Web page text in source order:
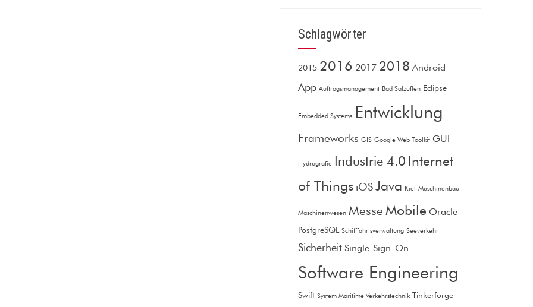
Schlagwörter
2015 2016 2017 2018 Android
App Auftragsmanagement Bad Salzuflen Eclipse
Embedded Systems Entwicklung
Frameworks GIS Google Web Toolkit GUI
Hydrografie Industrie 4.0 Internet
of Things iOS Java Kiel Maschinenbau
Maschinenwesen Messe Mobile Oracle
PostgreSQL Schifffahrtsverwaltung Seeverkehr
Sicherheit Single-Sign-On
Software Engineering
Swift System Maritime Verkehrstechnik Tinkerforge